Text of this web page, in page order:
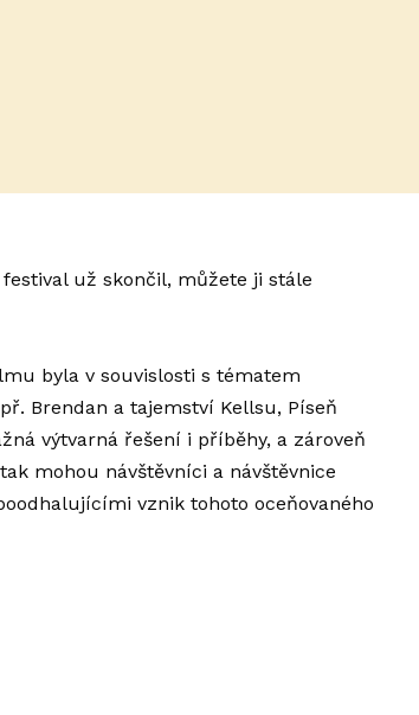
už skončil, můžete ji stále
byla v souvislosti s tématem
Brendan a tajemství Kellsu, Píseň
výtvarná řešení i příběhy, a zároveň
mohou návštěvníci a návštěvnice
vznik tohoto oceňovaného